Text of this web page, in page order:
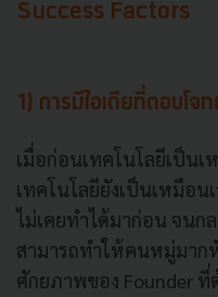
Success Factors
1) การมีไอเดียที่ตอบโจ
เมื่อก่อนเทคโนโลยีเป็น
เทคโนโลยียังเป็นเหมือ
ไม่เคยทำได้มาก่อน จนก
สามารถทำให้คนหมู่มาก
ศักยภาพของ Founder ที่